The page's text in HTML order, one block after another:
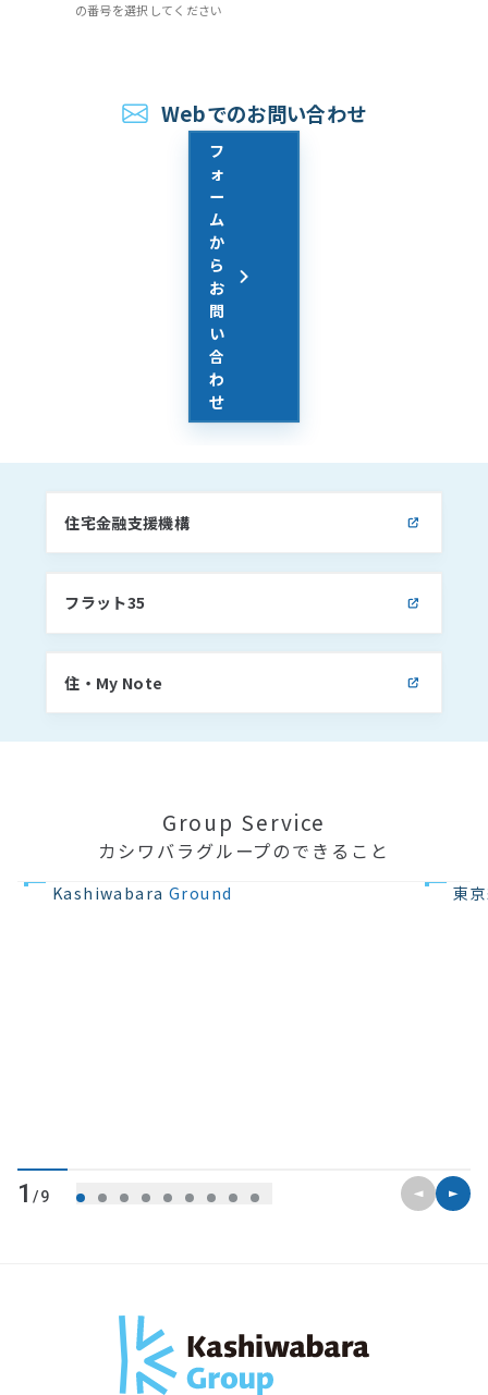
の番号を選択してください
Webでのお問い合わせ
フ
ォ
ー
ム
か
ら
お
問
い
合
わ
せ
住宅金融支援機構
フラット35
住・My Note
Group Service
カシワバラグループのできること
Kashiwabara Ground 東
1/9 前のスライ
次のス